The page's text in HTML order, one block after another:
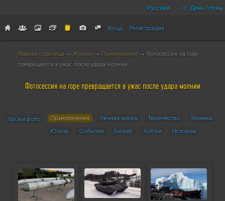
Русский День / Ночь
Вход Регистрация
Главная страница → Журнал → Приключения → Фотосессия на горе
превращается в ужас после удара молнии
Фотосессия на горе превращается в ужас после удара молнии
Уроки фото Приключения Личная жизнь Творчество
Техника
Юмор
События Бизнес Хобби Истории